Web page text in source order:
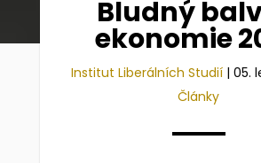
Bludný
ekonomie
Institut Liberálních Studií |05.
Články